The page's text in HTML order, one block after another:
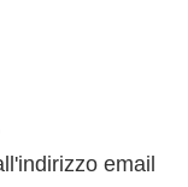
email